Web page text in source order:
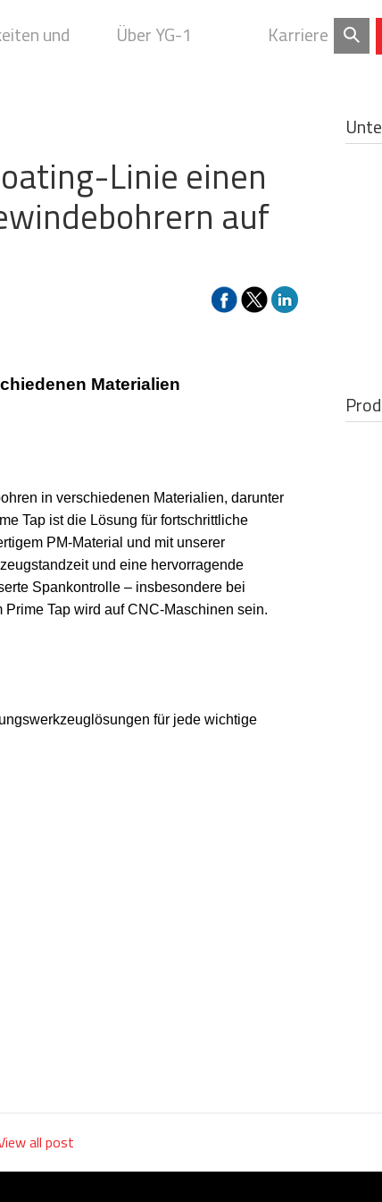
und
Über YG-1 Karriere
Linie einen
auf
Materialien
in verschiedenen Materialien, darunter
Tap ist die Lösung für fortschrittliche
PM-Material und mit unserer
und eine hervorragende
Spankontrolle – insbesondere bei
Tap wird auf CNC-Maschinen sein.
für jede wichtige
all post